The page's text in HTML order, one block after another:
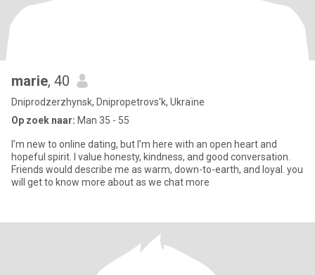
marie, 40
Dniprodzerzhynsk, Dnipropetrovs'k, Ukraïne
Op zoek naar: Man 35 - 55
I’m new to online dating, but I’m here with an open heart and
hopeful spirit. I value honesty, kindness, and good conversation.
Friends would describe me as warm, down-to-earth, and loyal. you
will get to know more about as we chat more